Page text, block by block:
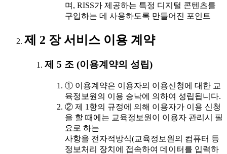
며, RISS가 제공하는 특정 디지털 콘텐츠를
구입하는 데 사용하도록 만들어진 포인트
제 2 장 서비스 이용 계약
제 5 조 (이용계약의 성립)
① 이용계약은 이용자의 이용신청에 대한 교
육정보원의 이용 승낙에 의하여 성립됩니다.
② 제 1항의 규정에 의해 이용자가 이용 신청
을 할 때에는 교육정보원이 이용자 관리시 필
요로 하는
사항을 전자적방식(교육정보원의 컴퓨터 등
정보처리 장치에 접속하여 데이터를 입력하